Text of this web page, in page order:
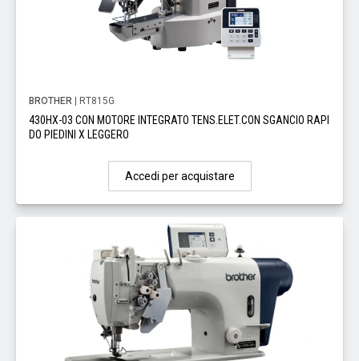
BROTHER | RT815G
430HX-03 CON MOTORE INTEGRATO TENS.ELET.CON SGANCIO RAPI
DO PIEDINI X LEGGERO
Accedi per acquistare